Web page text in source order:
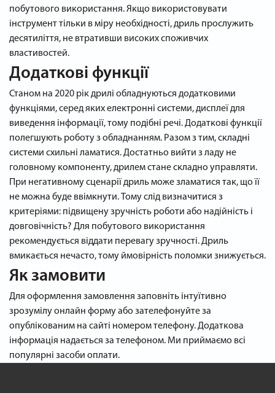
побутового використання. Якщо використовувати
інструмент тільки в міру необхідності, дриль прослужить
десятиліття, не втративши високих споживчих
властивостей.
Додаткові функції
Станом на 2020 рік дрилі обладнуються додатковими
функціями, серед яких електронні системи, дисплеї для
виведення інформації, тому подібні речі. Додаткові функції
полегшують роботу з обладнанням. Разом з тим, складні
системи схильні ламатися. Достатньо вийти з ладу не
головному компоненту, дрилем стане складно управляти.
При негативному сценарії дриль може зламатися так, що її
не можна буде ввімкнути. Тому слід визначитися з
критеріями: підвищену зручність роботи або надійність і
довговічність? Для побутового використання
рекомендується віддати перевагу зручності. Дриль
вмикається нечасто, тому ймовірність поломки знижується.
Як замовити
Для оформлення замовлення заповніть інтуїтивно
зрозумілу онлайн форму або зателефонуйте за
опублікованим на сайті номером телефону. Додаткова
інформація надається за телефоном. Ми приймаємо всі
популярні засоби оплати.